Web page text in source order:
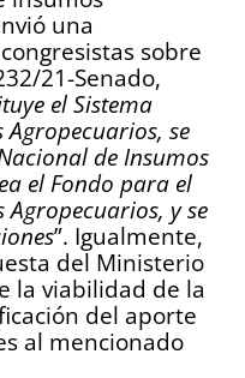
una
sobre
21-Senado,
el Sistema
se
de Insumos
el Fondo para el
Agropecuarios, y se
”. Igualmente,
del Ministerio
la viabilidad de la
del aporte
al mencionado